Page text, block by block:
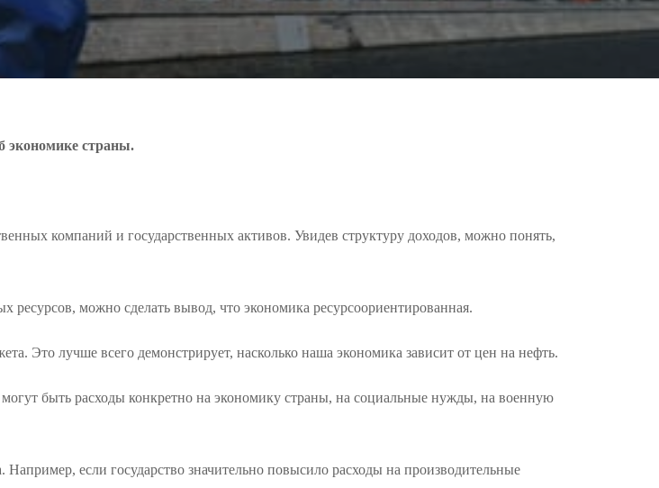
экономике страны.
компаний и государственных активов. Увидев структуру доходов, можно понять,
ресурсов, можно сделать вывод, что экономика ресурсоориентированная.
Это лучше всего демонстрирует, насколько наша экономика зависит от цен на нефть.
могут быть расходы конкретно на экономику страны, на социальные нужды, на военную
если государство значительно повысило расходы на производительные